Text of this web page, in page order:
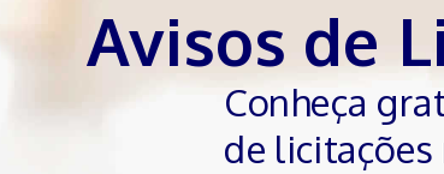
Avisos de
Conheça
de